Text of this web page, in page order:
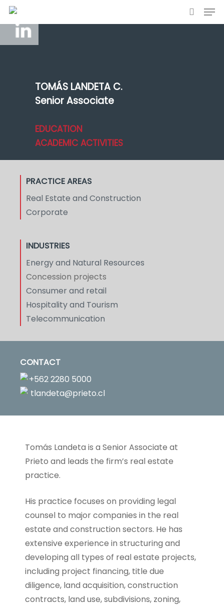
TOMÁS LANDETA C.
Senior Associate
EDUCATION
ACADEMIC ACTIVITIES
PRACTICE AREAS
Real Estate and Construction
Corporate
INDUSTRIES
Energy and Natural Resources
Concession projects
Consumer and retail
Hospitality and Tourism
Telecommunication
CONTACT
+562 2280 5000
tlandeta@prieto.cl
Tomás Landeta is a Senior Associate at
Prieto and leads the firm’s real estate
practice.
His practice focuses on providing legal
counsel to major companies in the real
estate and construction sectors. He has
extensive experience in structuring and
developing all types of real estate projects,
including project financing, title due
diligence, land acquisition, construction
contracts, land use, subdivisions, zoning,